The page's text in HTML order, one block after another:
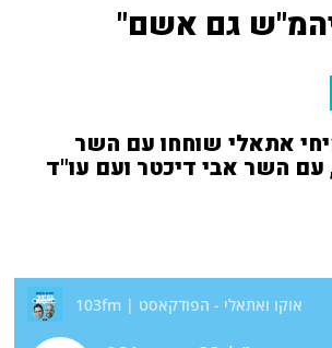
גם אשם"
אתאלי שוחחו עם השר
עם השר אבי דיכטר ועם עו"ד